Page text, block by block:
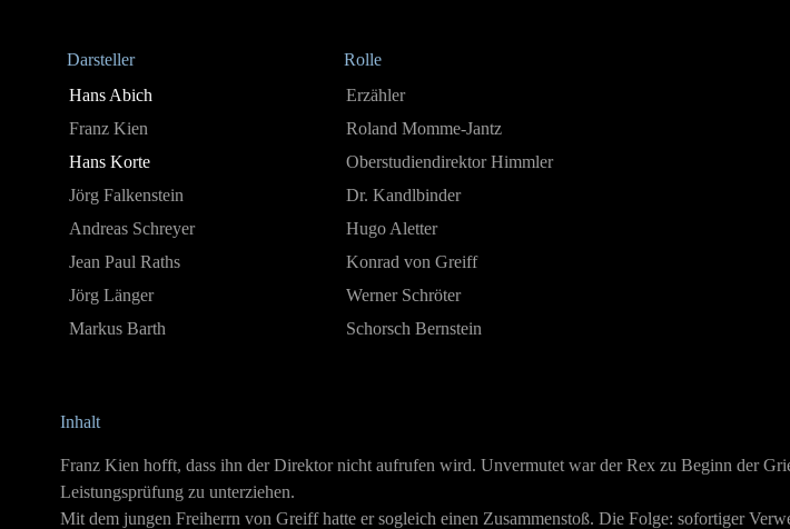
Darsteller
Rolle
Hans Abich
Erzähler
Franz Kien
Roland Momme-Jantz
Hans Korte
Oberstudiendirektor Himmler
Jörg Falkenstein
Dr. Kandlbinder
Andreas Schreyer
Hugo Aletter
Jean Paul Raths
Konrad von Greiff
Jörg Länger
Werner Schröter
Markus Barth
Schorsch Bernstein
Inhalt
Franz Kien hofft, dass ihn der Direktor nicht aufrufen wird. Unvermutet war der Rex zu Beginn der
Leistungsprüfung zu unterziehen.
Mit dem jungen Freiherrn von Greiff hatte er sogleich einen Zusammenstoß. Die Folge: sofortiger